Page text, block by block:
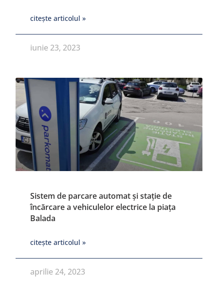
citește articolul »
iunie 23, 2023
Sistem de parcare automat și stație de
încărcare a vehiculelor electrice la piața
Balada
citește articolul »
aprilie 24, 2023